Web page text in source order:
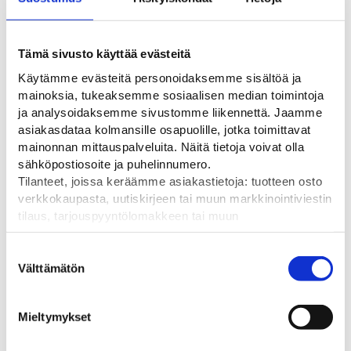
Tämä sivusto käyttää evästeitä
Käytämme evästeitä personoidaksemme sisältöä ja
mainoksia, tukeaksemme sosiaalisen median toimintoja
ja analysoidaksemme sivustomme liikennettä. Jaamme
asiakasdataa kolmansille osapuolille, jotka toimittavat
mainonnan mittauspalveluita. Näitä tietoja voivat olla
sähköpostiosoite ja puhelinnumero.
Tilanteet, joissa keräämme asiakastietoja: tuotteen osto
verkkokaupasta, uutiskirjeen tai muun markkinointiviestin
tilaus, tarjouspyyntölomakkeen tai muun
yhteydenottolomakkeen lähettäminen, käyttäjätilin
pyydetään erillinen suostumus tiedon käyttämiseen
markkinoinnissa. Hyväksymällä mainontaevästeet,
mainonnan mittaamista varten.
valinta
Välttämätön
Mieltymykset
ARVIOT
Lisätiedot
Paino
1 kg (kilogramma)
Koko
Tutustu myös